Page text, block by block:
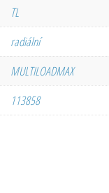
TL
radiální
MULTILOADMAX
113858